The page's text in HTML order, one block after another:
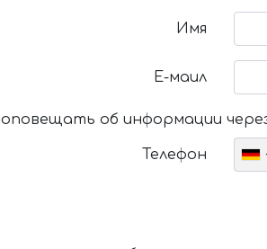
Имя
Е-маил
оповещать об информации
Телефон